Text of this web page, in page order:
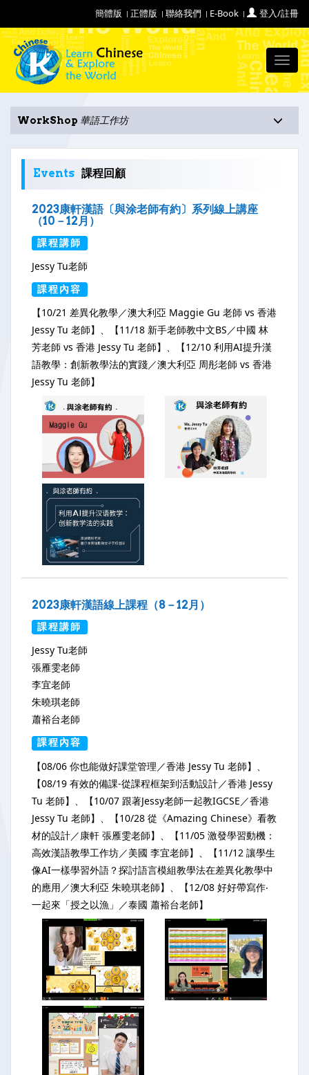
簡體版 正體版 聯絡我們 E-Book 登入/註冊
WorkShop 華語工作坊
Events 課程回顧
2023康軒漢語〔與涂老師有約〕系列線上講座
（10－12月）
課程講師
Jessy Tu老師
課程內容
【10/21 差異化教學／澳大利亞 Maggie Gu 老師 vs 香港
Jessy Tu 老師】、【11/18 新手老師教中文BS／中國 林
芳老師 vs 香港 Jessy Tu 老師】、【12/10 利用AI提升漢
語教學：創新教學法的實踐／澳大利亞 周彤老師 vs 香港
Jessy Tu 老師】
2023康軒漢語線上課程（8－12月）
課程講師
Jessy Tu老師
張雁雯老師
李宜老師
朱曉琪老師
蕭裕台老師
課程內容
【08/06 你也能做好課堂管理／香港 Jessy Tu 老師】、
【08/19 有效的備課-從課程框架到活動設計／香港 Jessy
Tu 老師】、【10/07 跟著Jessy老師一起教IGCSE／香港
Jessy Tu 老師】、【10/28 從《Amazing Chinese》看教
材的設計／康軒 張雁雯老師】、【11/05 激發學習動機：
高效漢語教學工作坊／美國 李宜老師】、【11/12 讓學生
像AI一樣學習外語？探討語言模組教學法在差異化教學中
的應用／澳大利亞 朱曉琪老師】、【12/08 好好帶寫作‧
一起來「授之以漁」／泰國 蕭裕台老師】